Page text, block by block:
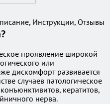
Инструкции, Отзывы
проявление широкой
или
дискомфорт развивается
случаев патологическое
кератитов,
нерва.